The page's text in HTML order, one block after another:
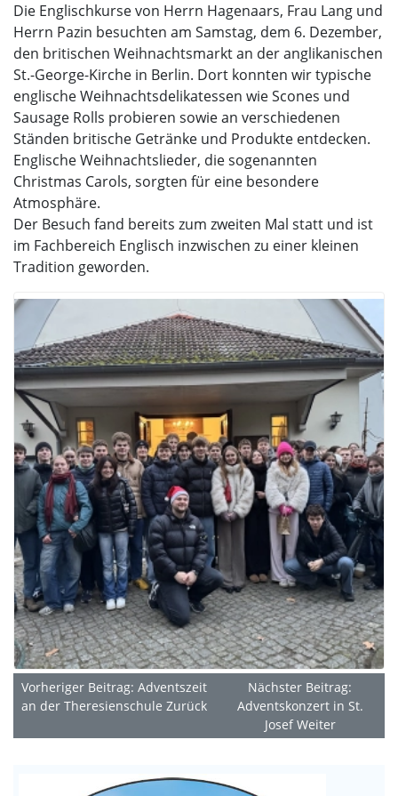
Die Englischkurse von Herrn Hagenaars, Frau Lang und
Herrn Pazin besuchten am Samstag, dem 6. Dezember,
den britischen Weihnachtsmarkt an der anglikanischen
St.-George-Kirche in Berlin. Dort konnten wir typische
englische Weihnachtsdelikatessen wie Scones und
Sausage Rolls probieren sowie an verschiedenen
Ständen britische Getränke und Produkte entdecken.
Englische Weihnachtslieder, die sogenannten
Christmas Carols, sorgten für eine besondere
Atmosphäre.
Der Besuch fand bereits zum zweiten Mal statt und ist
im Fachbereich Englisch inzwischen zu einer kleinen
Tradition geworden.
Vorheriger Beitrag: Adventszeit
an der TheresienschuleZurück
Nächster Beitrag:
Adventskonzert in St.
JosefWeiter